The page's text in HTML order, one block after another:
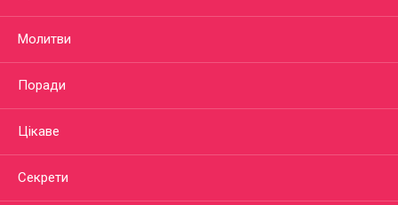
Молитви
Поради
Цікаве
Секрети